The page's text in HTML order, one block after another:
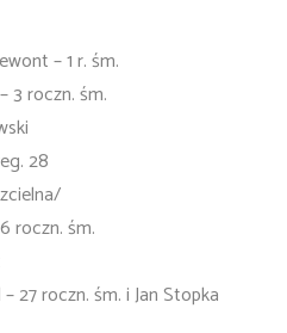
– 1 r. śm.
3 roczn. śm.
28
roczn. śm.
27 roczn. śm. i Jan Stopka